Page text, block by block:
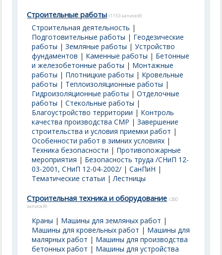
Строительные работы (1153 записей)
Строительная деятельность |
Подготовительные работы | Геодезические
работы |Земляные работы |Устройство
фундаментов | Каменные работы | Бетонные
и железобетонные работы | Монтажные
работы | Плотницкие работы | Кровельные
работы | Теплоизоляционные работы |
Гидроизоляционные работы |Отделочные
работы |Стекольные работы |
Благоустройство территории | Контроль
качества производства СМР |Завершение
строительства и условия приемки работ |
Особенности работ в зимних условиях |
Техника безопасности | Противопожарные
мероприятия | Безопасность труда /СНиП 12-
03-2001, СНиП 12-04-2002/ |СанПиН |
Тематические статьи |Лестницы
Строительная техника и оборудование (280
записей)
Краны | Машины для земляных работ |
Машины для кровельных работ | Машины для
малярных работ | Машины для производства
бетонных работ | Машины для устройства